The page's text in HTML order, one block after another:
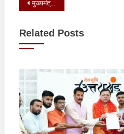
Post
मुख्यमंत्री ने 220 नव नियुक्त चिकित्सा अधिकारियों को नियुक्ति पत्र वितरित किए
Related Posts